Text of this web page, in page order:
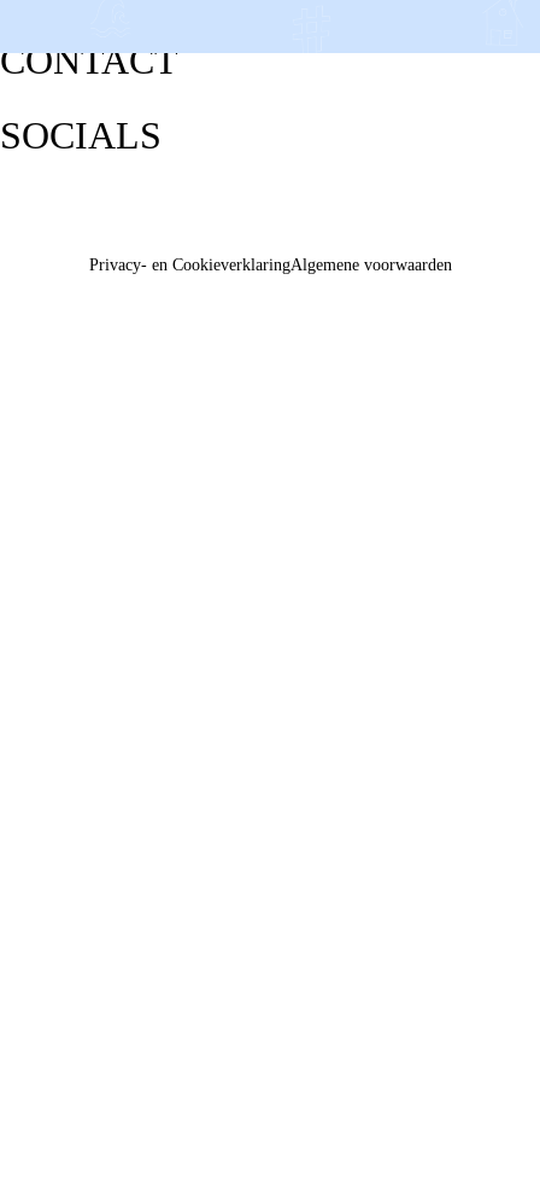
CONTACT
SOCIALS
Privacy- en CookieverklaringAlgemene voorwaarden